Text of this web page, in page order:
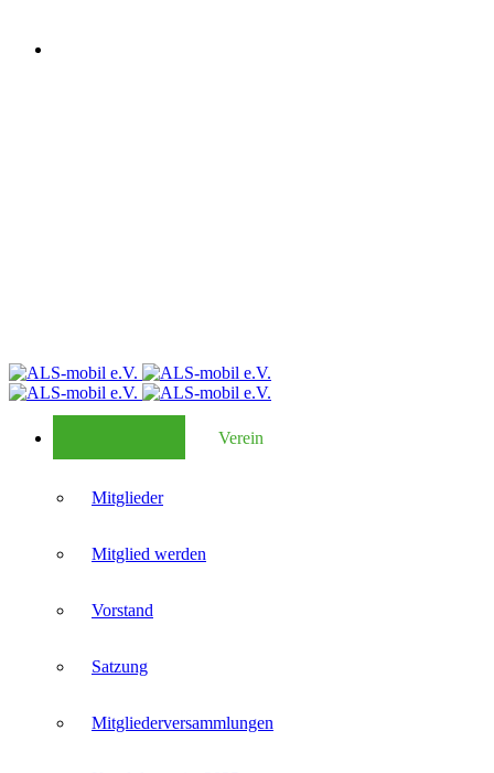
Verein
Mitglieder
Mitglied werden
Vorstand
Satzung
Mitglieder­versammlungen